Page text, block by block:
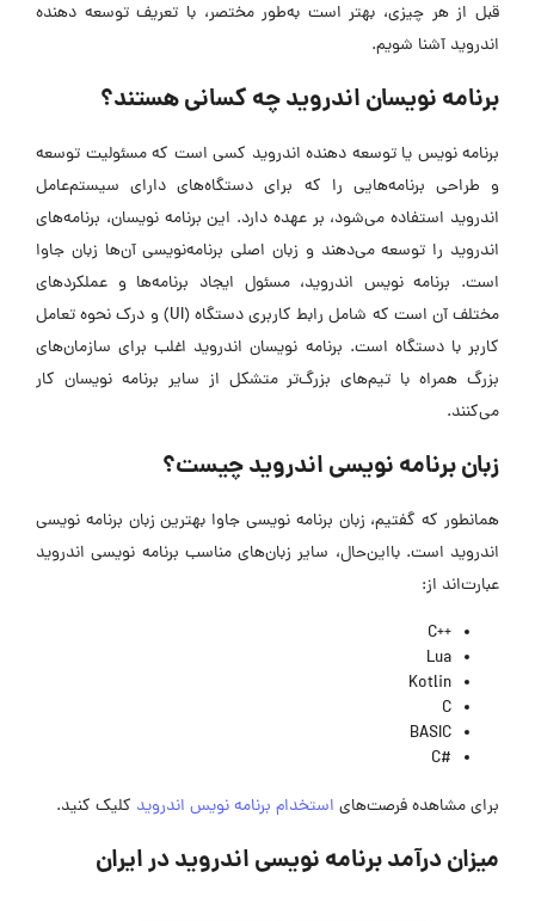
قبل از هر چیزی، بهتر است به‌طور مختصر، با تعریف توسعه‌ دهنده
اندروید آشنا شویم.
برنامه نویسان اندروید چه کسانی هستند؟
برنامه نویس یا توسعه دهنده اندروید کسی است که مسئولیت توسعه
و طراحی برنامه‌هایی را که برای دستگاه‌های دارای سیستم‌عامل
اندروید استفاده می‌شود، بر عهده دارد. این برنامه نویسان، برنامه‌های
اندروید را توسعه می‌دهند و زبان اصلی برنامه‌نویسی آن‌ها زبان جاوا
است. برنامه نویس اندروید، مسئول ایجاد برنامه‌ها و عملکردهای
مختلف آن است که شامل رابط کاربری دستگاه (UI) و درک نحوه تعامل
کاربر با دستگاه است. برنامه نویسان اندروید اغلب برای سازمان‌های
بزرگ همراه با تیم‌های بزرگ‌تر متشکل از سایر برنامه نویسان کار
می‌کنند.
زبان برنامه نویسی اندروید چیست؟
همانطور که گفتیم، زبان برنامه نویسی جاوا بهترین زبان برنامه نویسی
اندروید است. با‌این‌حال، سایر زبان‌های مناسب برنامه نویسی اندروید
عبارت‌اند از:
++C
Lua
Kotlin
C
BASIC
#C
برای مشاهده فرصت‌های استخدام برنامه نویس اندروید کلیک کنید.
میزان درآمد برنامه نویسی اندروید در ایران